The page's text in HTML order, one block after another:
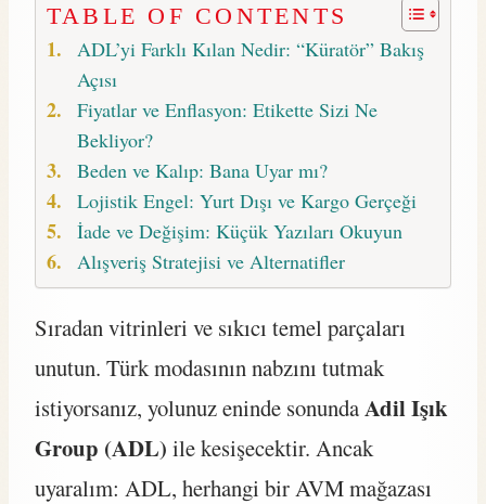
TABLE OF CONTENTS
ADL’yi Farklı Kılan Nedir: “Küratör” Bakış
Açısı
Fiyatlar ve Enflasyon: Etikette Sizi Ne
Bekliyor?
Beden ve Kalıp: Bana Uyar mı?
Lojistik Engel: Yurt Dışı ve Kargo Gerçeği
İade ve Değişim: Küçük Yazıları Okuyun
Alışveriş Stratejisi ve Alternatifler
Sıradan vitrinleri ve sıkıcı temel parçaları
unutun. Türk modasının nabzını tutmak
istiyorsanız, yolunuz eninde sonundaAdil Işık
Group (ADL) ile kesişecektir. Ancak
uyaralım: ADL, herhangi bir AVM mağazası